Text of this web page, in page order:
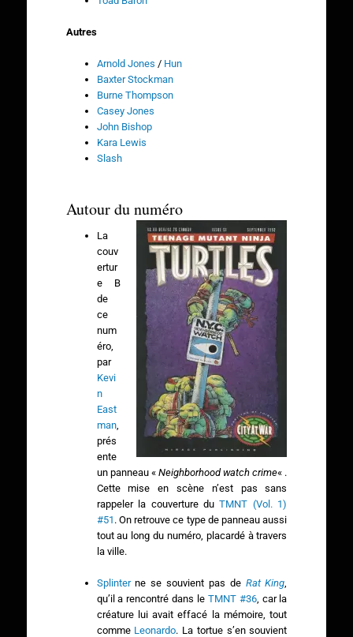
Autres
Arnold Jones / Hun
Baxter Stockman
Burne Thompson
Casey Jones
John Bishop
Kara Lewis
Slash
Autour du numéro
La
couv
ertur
e B
de
ce
num
éro,
par
Kevi
n
East
man,
prés
ente
un panneau « Neighborhood watch crime« .
Cette mise en scène n’est pas sans
rappeler la couverture duTMNT (Vol. 1)
#51 . On retrouve ce type de panneau aussi
tout au long du numéro, placardé à travers
la ville.
Splinterne se souvient pas de Rat King
qu’il a rencontré dans le TMNT #36, car la
créature lui avait effacé la mémoire, tout
comme Leonardo. La tortue s’en souvient